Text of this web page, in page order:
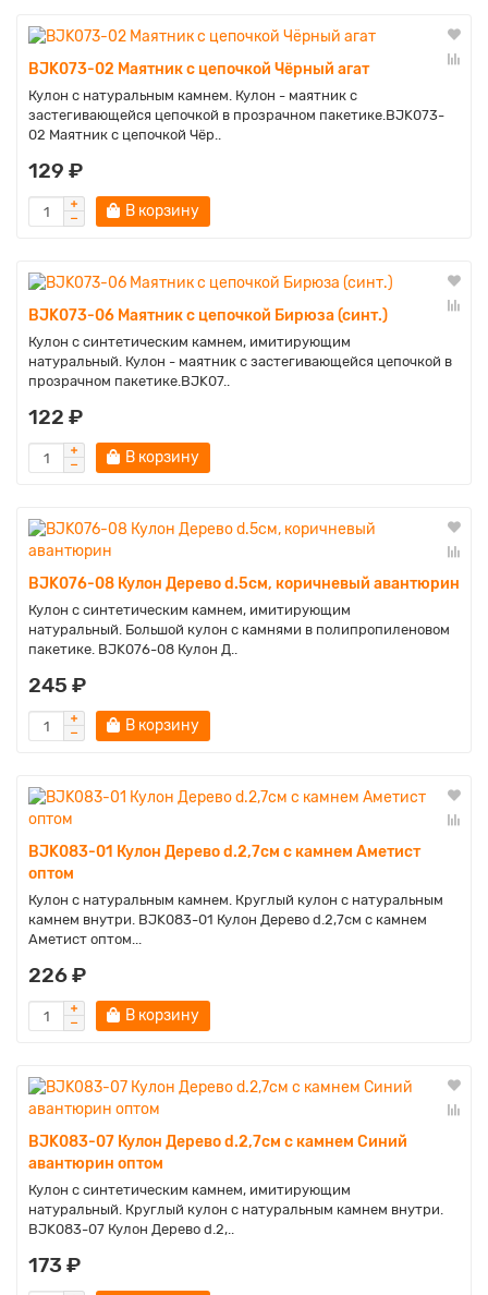
BJK073-02 Маятник с цепочкой Чёрный агат
Кулон с натуральным камнем. Кулон - маятник с
застегивающейся цепочкой в прозрачном пакетике.BJK073-
02 Маятник с цепочкой Чёр..
129 ₽
В корзину
BJK073-06 Маятник с цепочкой Бирюза (синт.)
Кулон с синтетическим камнем, имитирующим
натуральный. Кулон - маятник с застегивающейся цепочкой в
прозрачном пакетике.BJK07..
122 ₽
В корзину
BJK076-08 Кулон Дерево d.5см, коричневый авантюрин
Кулон с синтетическим камнем, имитирующим
натуральный. Большой кулон с камнями в полипропиленовом
пакетике. BJK076-08 Кулон Д..
245 ₽
В корзину
BJK083-01 Кулон Дерево d.2,7см с камнем Аметист
оптом
Кулон с натуральным камнем. Круглый кулон с натуральным
камнем внутри. BJK083-01 Кулон Дерево d.2,7см с камнем
Аметист оптом...
226 ₽
В корзину
BJK083-07 Кулон Дерево d.2,7см с камнем Синий
авантюрин оптом
Кулон с синтетическим камнем, имитирующим
натуральный. Круглый кулон с натуральным камнем внутри.
BJK083-07 Кулон Дерево d.2,..
173 ₽